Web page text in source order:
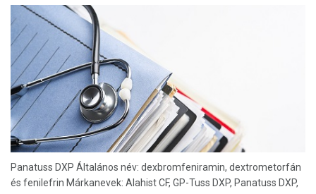
Panatuss DXP Általános név: dexbromfeniramin, dextrometorfán
és fenilefrin Márkanevek: Alahist CF, GP-Tuss DXP, Panatuss DXP,